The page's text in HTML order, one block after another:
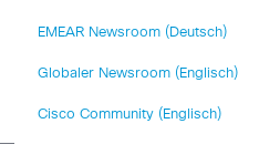
EMEAR Newsroom (Deutsch)
Globaler Newsroom (Englisch)
Cisco Community (Englisch)